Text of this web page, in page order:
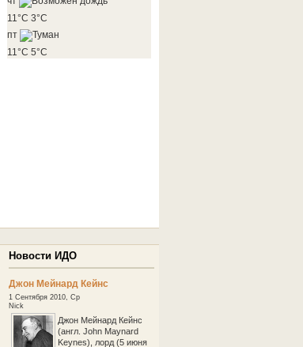
«Окружающая среда и менеджмент
среда и менеджмент природных ресурсов» Место
университет, Тюмень. Тюменская государственная
Тюмень. Время проведения: 6 – 8 ноября 2012 года.
11°C 3°C
пт
11°C 5°C
Новости ИДО
Джон Мейнард Кейнс
1 Сентября 2010, Ср
Nick
Джон Мейнард Кейнс
(англ. John Maynard
Keynes), лорд (5 июня